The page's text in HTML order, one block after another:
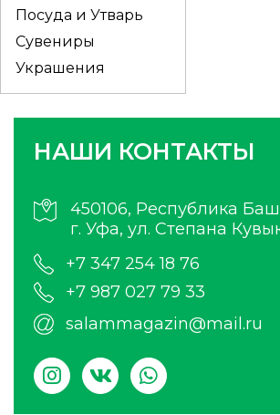
Посуда и Утварь
Сувениры
Украшения
НАШИ КОНТАКТЫ
450106, Республика
г. Уфа, ул. Степана
+7 347 254 18 76
+7 987 027 79 33
salammagazin@mail.ru